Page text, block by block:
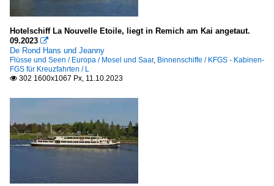
Binnen-Schifffahrtszeichen
Deutschland
Hafeneinrichtungen
Schleusen, Schiffshebewerke u.ä.
Deutschland
Hotelschiff La Nouvelle Etoile, liegt in Remich am Kai angetaut.
09.2023 
De Rond Hans und Jeanny
Flüsse und Seen / Europa / Mosel und Saar, Binnenschiffe / KFGS - Kabinen-
FGS für Kreuzfahrten / L
 302 1600x1067 Px, 11.10.2023